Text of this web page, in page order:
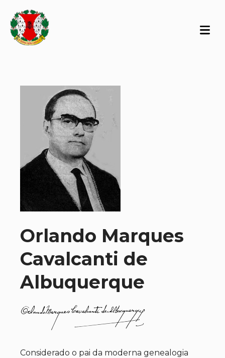
Orlando Marques
Cavalcanti de
Albuquerque
Considerado o pai da moderna genealogia